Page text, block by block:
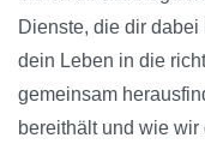
Dienste, die dir
dein Leben in die
gemeinsam
bereithält und wie